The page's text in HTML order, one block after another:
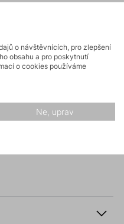
o návštěvnících, pro zlepšení
obsahu a pro poskytnutí
o cookies používáme
Ne, uprav